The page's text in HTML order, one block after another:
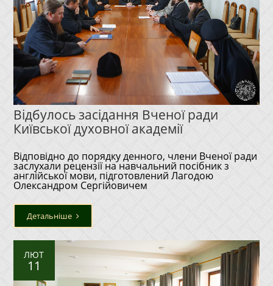
Відбулось засідання Вченої ради
Київської духовної академії
Відповідно до порядку денного, члени Вченої ради
заслухали рецензії на навчальний посібник з
англійської мови, підготовлений Лагодою
Олександром Сергійовичем
Детальніше
ЛЮТ
11